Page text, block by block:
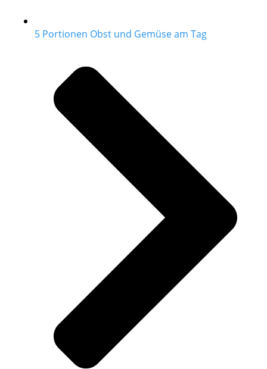
5 Portionen Obst und Gemüse am Tag